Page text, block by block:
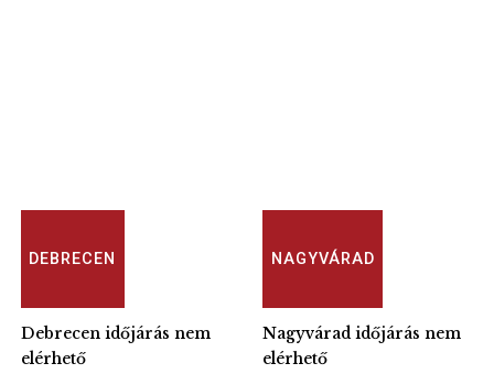
DEBRECEN
Debrecen időjárás nem
elérhető
NAGYVÁRAD
Nagyvárad időjárás nem
elérhető